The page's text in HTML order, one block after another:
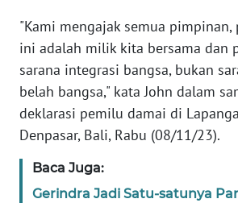
"Kami mengajak semua pimpinan,
ini adalah milik kita bersama dan
sarana integrasi bangsa, bukan
belah bangsa," kata John dalam
deklarasi pemilu damai di
Denpasar, Bali, Rabu (08/11/23).
Baca Juga:
Gerindra Jadi Satu-satunya
News
Regional
WN
SUMUT
WN
WN